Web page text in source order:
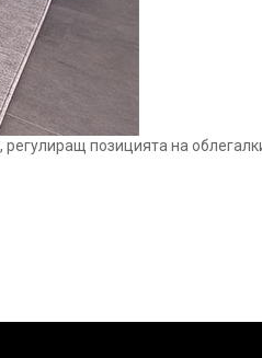
позицията на